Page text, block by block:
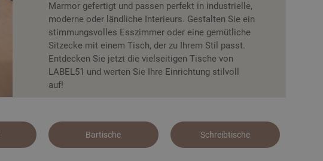
Marmor gefertigt und passen perfekt in industrielle,
moderne oder ländliche Interieurs. Gestalten Sie ein
stimmungsvolles Esszimmer oder eine gemütliche
Sitzecke mit einem Tisch, der zu Ihrem Stil passt.
Entdecken Sie jetzt die vielseitigen Tische von
LABEL51 und werten Sie Ihre Einrichtung stilvoll
auf!
Bartische Schreibtische